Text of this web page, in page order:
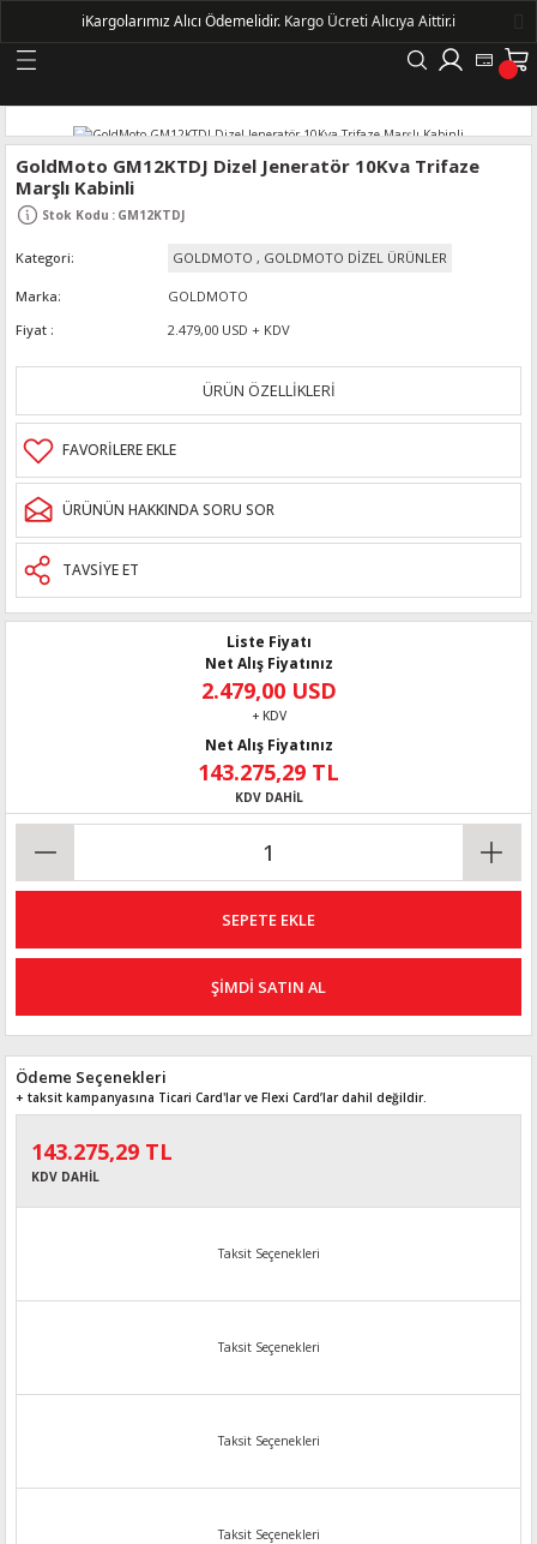
Geri Dön
KASNAKLI ALTERNATÖRLER - 1500
GoldMoto GM12KTDJ Dizel Jeneratör 10Kva Trifaze
Marşlı Kabinli
Stok Kodu : GM12KTDJ
Kategori GOLDMOTO , GOLDMOTO DİZEL ÜRÜNLER
Marka
GOLDMOTO
Fiyat
2.479,00 USD + KDV
ÜRÜN ÖZELLİKLERİ
ÜRÜNÜN HAKKINDA SORU SOR
TAVSİYE ET
Liste Fiyatı
Net Alış Fiyatınız
2.479,00 USD
+ KDV
Net Alış Fiyatınız
143.275,29 TL
KDV DAHİL
SEPETE EKLE
ŞİMDİ SATIN AL
Ödeme Seçenekleri
+ taksit kampanyasına Ticari Card'lar ve Flexi Card’lar dahil değildir.
143.275,29 TL
KDV DAHİL
Taksit Seçenekleri
Taksit Seçenekleri
Taksit Seçenekleri
Taksit Seçenekleri
ℹ️Kargolarımız Alıcı Ödemelidir. Kargo Ücreti Alıcıya Aittir.ℹ️